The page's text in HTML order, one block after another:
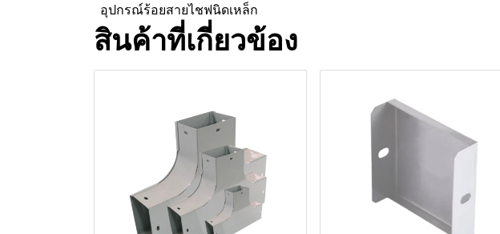
อุปกรณ์ร้อยสายไชฟนิดเหล็ก
สินค้าที่เกี่ยวข้อง